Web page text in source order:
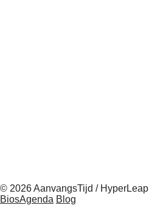
© 2026 AanvangsTijd / HyperLeap
BiosAgenda Blog